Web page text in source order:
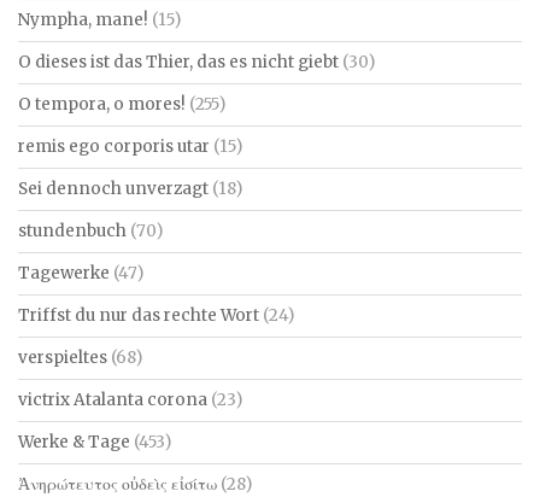
Nympha, mane! (15)
O dieses ist das Thier, das es nicht giebt (30)
O tempora, o mores! (255)
remis ego corporis utar (15)
Sei dennoch unverzagt (18)
stundenbuch (70)
Tagewerke (47)
Triffst du nur das rechte Wort (24)
verspieltes (68)
victrix Atalanta corona (23)
Werke & Tage (453)
Ἀνηρώτευτος οὐδεὶς εἰσίτω (28)